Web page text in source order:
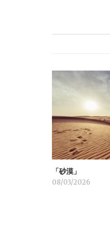
ゲ
ー
シ
ョ
ン
「砂漠」
08/03/2026